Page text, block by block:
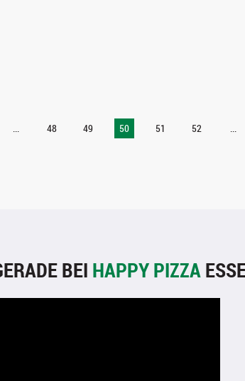
... 48 49 50 51 52 ...
BEI HAPPY PIZZA